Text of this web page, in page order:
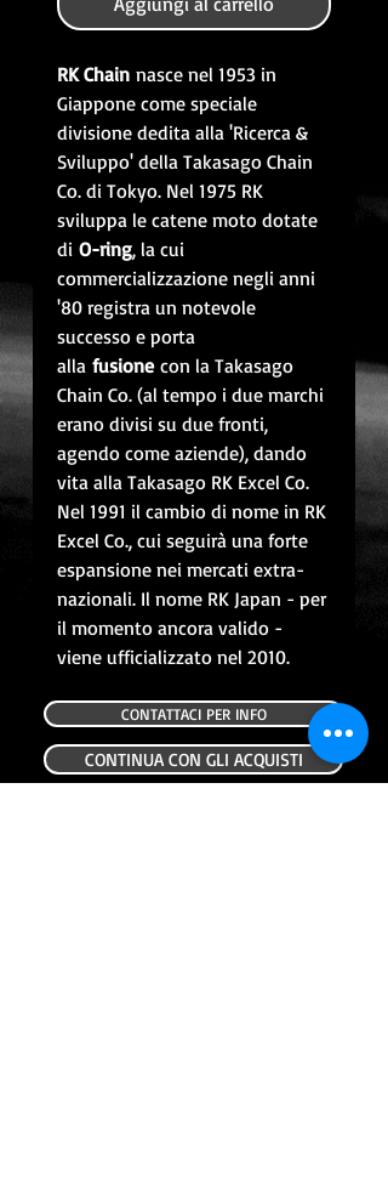
RK Chain nasce nel 1953 in
Giappone come speciale
divisione dedita alla 'Ricerca &
Sviluppo' della Takasago Chain
Co. di Tokyo. Nel 1975 RK
sviluppa le catene moto dotate
di O-ring, la cui
commercializzazione negli anni
'80 registra un notevole
successo e porta
alla fusionecon la Takasago
Chain Co. (al tempo i due marchi
erano divisi su due fronti,
agendo come aziende), dando
vita alla Takasago RK Excel Co.
Nel 1991 il cambio di nome in RK
Excel Co., cui seguirà una forte
espansione nei mercati extra-
nazionali. Il nome RK Japan - per
il momento ancora valido -
viene ufficializzato nel 2010.
CONTATTACI PER INFO
CONTINUA CON GLI ACQUISTI